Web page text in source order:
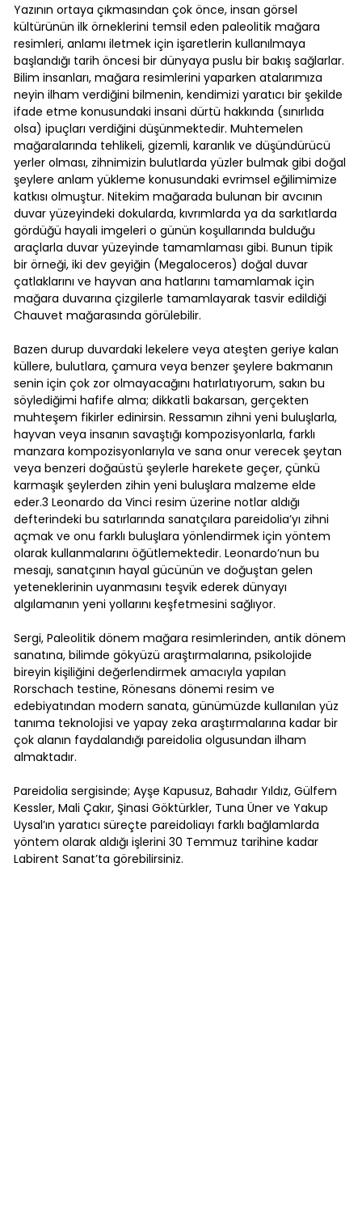
Yazının ortaya çıkmasından çok önce, insan görsel
kültürünün ilk örneklerini temsil eden paleolitik mağara
resimleri, anlamı iletmek için işaretlerin kullanılmaya
başlandığı tarih öncesi bir dünyaya puslu bir bakış sağlarlar.
Bilim insanları, mağara resimlerini yaparken atalarımıza
neyin ilham verdiğini bilmenin, kendimizi yaratıcı bir şekilde
ifade etme konusundaki insani dürtü hakkında (sınırlıda
olsa) ipuçları verdiğini düşünmektedir. Muhtemelen
mağaralarında tehlikeli, gizemli, karanlık ve düşündürücü
yerler olması, zihnimizin bulutlarda yüzler bulmak gibi doğal
şeylere anlam yükleme konusundaki evrimsel eğilimimize
katkısı olmuştur. Nitekim mağarada bulunan bir avcının
duvar yüzeyindeki dokularda, kıvrımlarda ya da sarkıtlarda
gördüğü hayali imgeleri o günün koşullarında bulduğu
araçlarla duvar yüzeyinde tamamlaması gibi. Bunun tipik
bir örneği, iki dev geyiğin (Megaloceros) doğal duvar
çatlaklarını ve hayvan ana hatlarını tamamlamak için
mağara duvarına çizgilerle tamamlayarak tasvir edildiği
Chauvet mağarasında görülebilir.
Bazen durup duvardaki lekelere veya ateşten geriye kalan
küllere, bulutlara, çamura veya benzer şeylere bakmanın
senin için çok zor olmayacağını hatırlatıyorum, sakın bu
söylediğimi hafife alma; dikkatli bakarsan, gerçekten
muhteşem fikirler edinirsin. Ressamın zihni yeni buluşlarla,
hayvan veya insanın savaştığı kompozisyonlarla, farklı
manzara kompozisyonlarıyla ve sana onur verecek şeytan
veya benzeri doğaüstü şeylerle harekete geçer, çünkü
karmaşık şeylerden zihin yeni buluşlara malzeme elde
eder.3 Leonardo da Vinci resim üzerine notlar aldığı
defterindeki bu satırlarında sanatçılara pareidolia’yı zihni
açmak ve onu farklı buluşlara yönlendirmek için yöntem
olarak kullanmalarını öğütlemektedir. Leonardo’nun bu
mesajı, sanatçının hayal gücünün ve doğuştan gelen
yeteneklerinin uyanmasını teşvik ederek dünyayı
algılamanın yeni yollarını keşfetmesini sağlıyor.
Sergi, Paleolitik dönem mağara resimlerinden, antik dönem
sanatına, bilimde gökyüzü araştırmalarına, psikolojide
bireyin kişiliğini değerlendirmek amacıyla yapılan
Rorschach testine, Rönesans dönemi resim ve
edebiyatından modern sanata, günümüzde kullanılan yüz
tanıma teknolojisi ve yapay zeka araştırmalarına kadar bir
çok alanın faydalandığı pareidolia olgusundan ilham
almaktadır.
Pareidolia sergisinde; Ayşe Kapusuz, Bahadır Yıldız, Gülfem
Kessler, Mali Çakır, Şinasi Göktürkler, Tuna Üner ve Yakup
Uysal’ın yaratıcı süreçte pareidoliayı farklı bağlamlarda
yöntem olarak aldığı işlerini 30 Temmuz tarihine kadar
Labirent Sanat’ta görebilirsiniz.